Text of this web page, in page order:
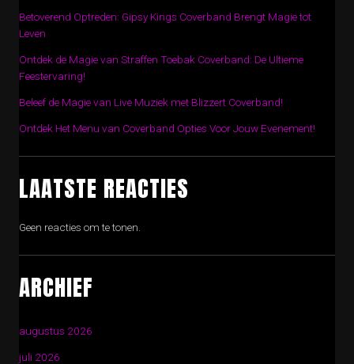
Betoverend Optreden: Gipsy Kings Coverband Brengt Magie tot
Leven
Ontdek de Magie van Straffen Toebak Coverband: De Ultieme
Feestervaring!
Beleef de Magie van Live Muziek met Blizzert Coverband!
Ontdek Het Menu van Coverband Opties Voor Jouw Evenement!
LAATSTE REACTIES
Geen reacties om te tonen.
ARCHIEF
augustus 2026
juli 2026